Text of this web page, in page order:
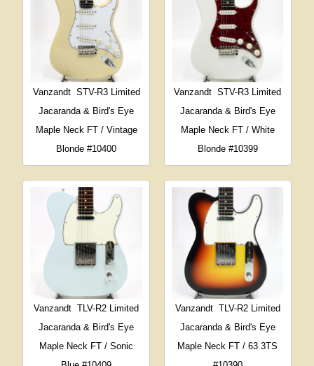
Vanzandt STV-R3 Limited
Jacaranda & Bird's Eye
Maple Neck FT / Vintage
Blonde #10400
Vanzandt STV-R3 Limited
Jacaranda & Bird's Eye
Maple Neck FT / White
Blonde #10399
Vanzandt TLV-R2 Limited
Jacaranda & Bird's Eye
Maple Neck FT / Sonic
Vanzandt TLV-R2 Limited
Jacaranda & Bird's Eye
Maple Neck FT / 63 3TS